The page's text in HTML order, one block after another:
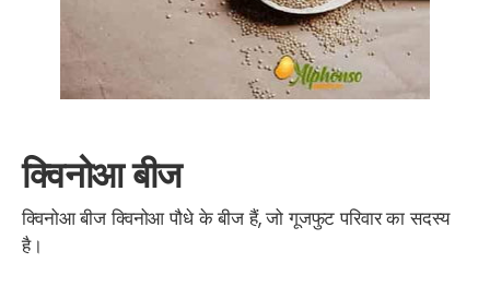
क्विनोआ बीज
क्विनोआ बीज क्विनोआ पौधे के बीज हैं, जो गूजफुट परिवार का सदस्य
है।